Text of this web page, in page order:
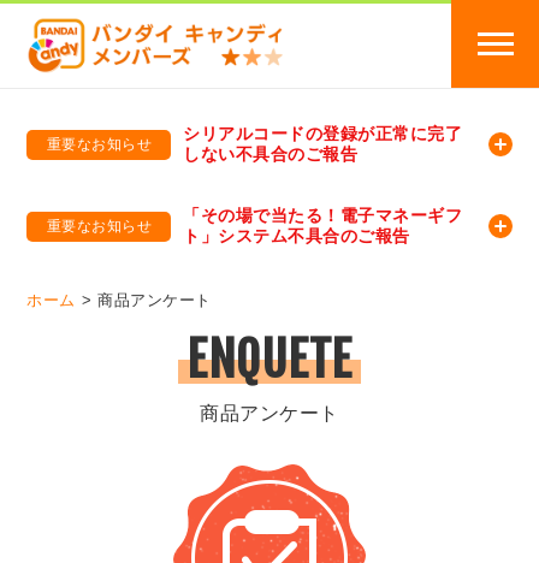
重要なお知らせ
シリアルコードの登録が正常に完了
しない不具合のご報告
重要なお知らせ
「その場で当たる！電子マネーギフ
ト」システム不具合のご報告
ホーム 商品アンケート
ENQUETE
商品アンケート